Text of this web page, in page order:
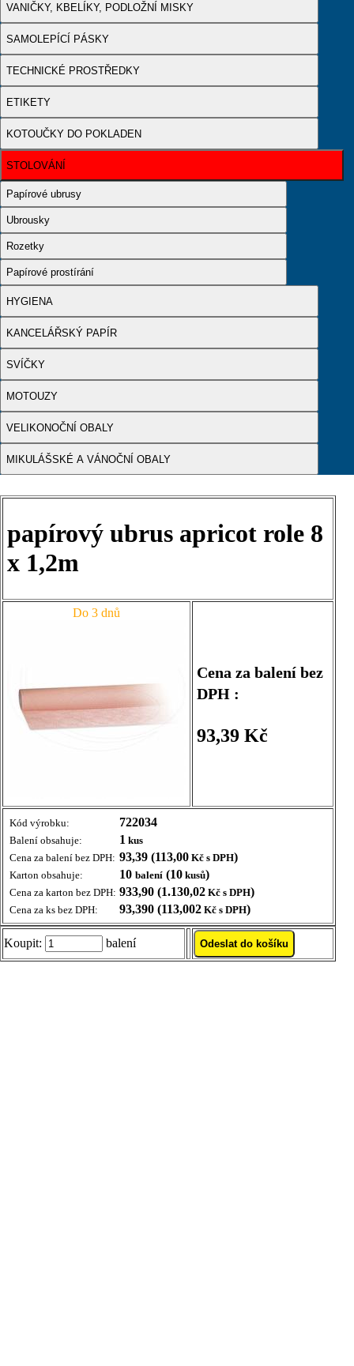
VANIČKY, KBELÍKY, PODLOŽNÍ MISKY
SAMOLEPÍCÍ PÁSKY
TECHNICKÉ PROSTŘEDKY
ETIKETY
KOTOUČKY DO POKLADEN
STOLOVÁNÍ
Papírové ubrusy
Ubrousky
Rozetky
Papírové prostírání
HYGIENA
KANCELÁŘSKÝ PAPÍR
SVÍČKY
MOTOUZY
VELIKONOČNÍ OBALY
MIKULÁŠSKÉ A VÁNOČNÍ OBALY
papírový ubrus apricot role 8
x 1,2m
Do 3 dnů
Cena za balení bez
DPH :
93,39 Kč
Kód výrobku: 722034
Balení obsahuje: 1 kus
Cena za balení bez DPH: 93,39 (113,00 Kč s DPH)
Karton obsahuje: 10 balení (10 kusů)
Cena za karton bez DPH: 933,90 (1.130,02 Kč s DPH)
Cena za ks bez DPH: 93,390 (113,002 Kč s DPH)
Koupit: balení